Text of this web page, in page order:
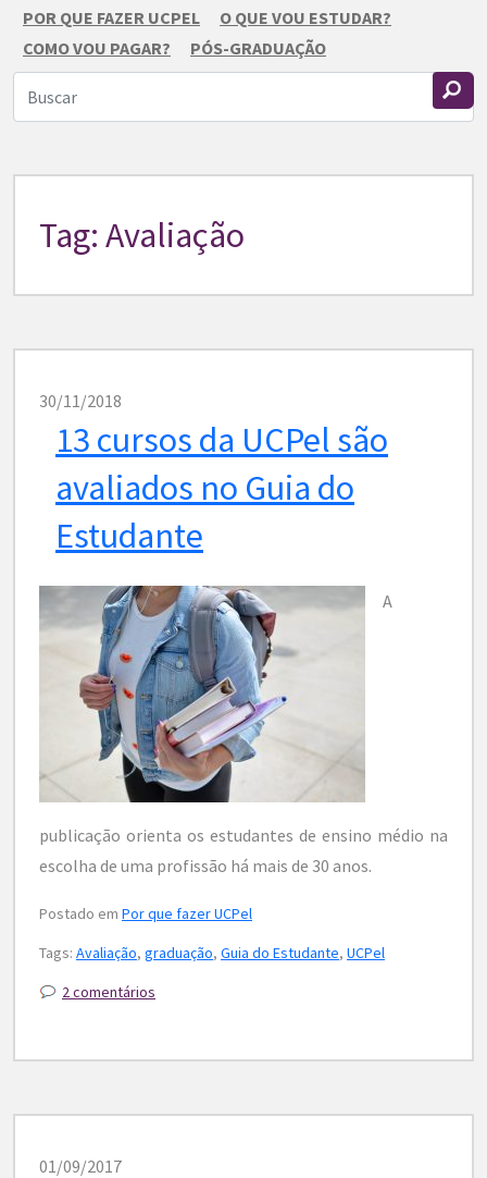
POR QUE FAZER UCPEL
O QUE VOU ESTUDAR?
COMO VOU PAGAR?
PÓS-GRADUAÇÃO
Tag: Avaliação
30/11/2018
13 cursos da UCPel são
avaliados no Guia do
Estudante
A
publicação orienta os estudantes de ensino médio na
escolha de uma profissão há mais de 30 anos.
Postado em Por que fazer UCPel
Tags: Avaliação, graduação, Guia do Estudante, UCPel
2 comentários
01/09/2017